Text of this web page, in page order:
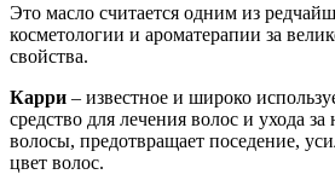
Это масло считается одним из
косметологии и ароматерапии за
свойства.
Карри – известное и широко
средство для лечения волос и ухода
волосы, предотвращает поседение,
цвет волос.